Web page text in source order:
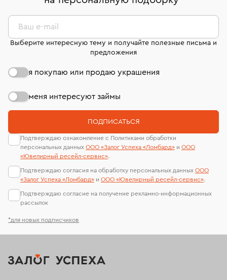
дней на возврат. Детальные условия возврата
комиссионных украшений и часов смотрите на
странице«Возврат украшений»
сертификаты МГУ и других геммологических
лабораторий
*для новых подписчиков
Ваш e-mail
Выберите интересную тему и получайте полезные письма и
предложения
я покупаю или продаю украшения
меня интересуют займы
ПОДПИСАТЬСЯ
Подтверждаю ознакомление с Политиками обработки
персональных данных ООО «Залог Успеха «Ломбард» и ООО
«Ювелирный ресейл-сервиc».
Подтверждаю согласия на обработку персональных данных ООО
«Залог Успеха «Ломбард» и ООО «Ювелирный ресейл-сервиc».
Подтверждаю согласие на получение рекламно-информационных
рассылок